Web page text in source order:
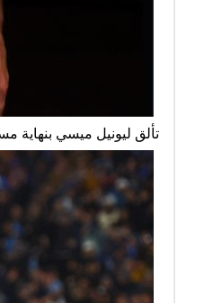
تألق ليونيل ميسي بنهاية